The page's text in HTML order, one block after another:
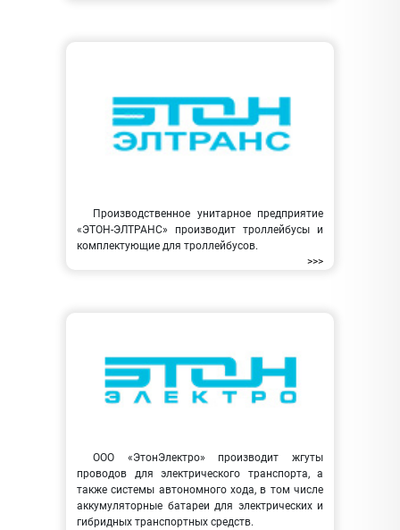
Производственное унитарное предприятие
«ЭТОН-ЭЛТРАНС» производит троллейбусы и
комплектующие для троллейбусов.
>>>
ООО «ЭтонЭлектро» производит жгуты
проводов для электрического транспорта, а
также системы автономного хода, в том числе
аккумуляторные батареи для электрических и
гибридных транспортных средств.